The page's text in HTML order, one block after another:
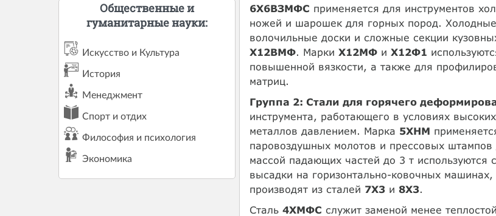
6Х6ВЗМФС применяется для инструментов
ножей и шарошек для горных пород.
волочильные доски и сложные секции
Х12ВМФ. Марки Х12МФи Х12Ф1
повышенной вязкости, а также для
матриц.
Группа 2: Стали для горячего
инструмента, работающего в условиях
металлов давлением. Марка 5ХНМ
паровоздушных молотов и прессовых
массой падающих частей до 3 т используются
высадки на горизонтально-ковочных
производят из сталей 7X3и 8X3.
Сталь 4ХМФС служит заменой менее
Общественные и
гуманитарные науки:
Искусство и Культура
История
Менеджмент
Спорт и отдих
Философия и психология
Экономика